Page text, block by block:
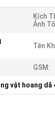
Kích
Ảnh
Tên
GSM:
vật hoang dã